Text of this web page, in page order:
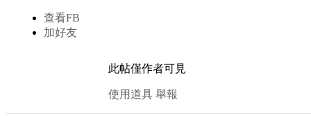
查看FB
加好友
此帖僅作者可見
使用道具 舉報